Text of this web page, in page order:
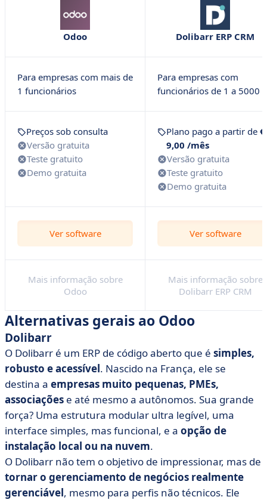
Odoo Dolibarr ERP CRM
Para empresas com mais de
1 funcionários
Para empresas com
funcionários de 1 a 5000
Preços sob consulta
Versão gratuita
Teste gratuito
Demo gratuita
Plano pago a partir de €
9,00 /mês
Versão gratuita
Teste gratuito
Demo gratuita
Ver software Ver software
Mais informação sobre
Odoo
Mais informação sobre
Dolibarr ERP CRM
Alternativas gerais ao Odoo
Dolibarr
O Dolibarr é um ERP de código aberto que é simples,
robusto e acessível. Nascido na França, ele se
destina a empresas muito pequenas, PMEs,
associações e até mesmo a autônomos. Sua grande
força? Uma estrutura modular ultra legível, uma
interface simples, mas funcional, e a opção de
instalação local ou na nuvem.
O Dolibarr não tem o objetivo de impressionar, mas de
tornar o gerenciamento de negócios realmente
gerenciável, mesmo para perfis não técnicos. Ele